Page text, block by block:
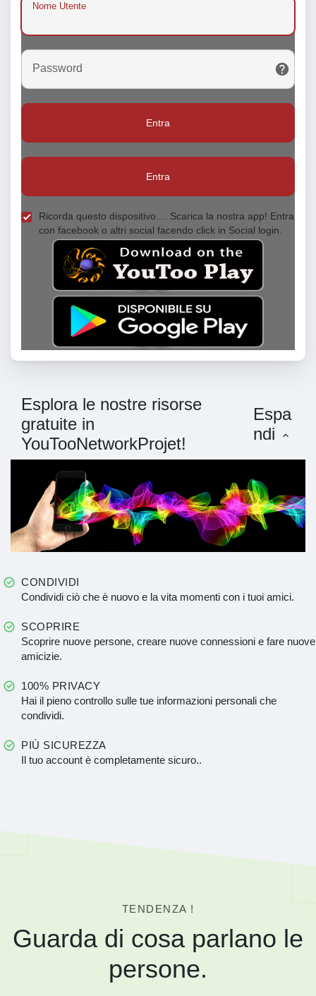
Nome Utente
Password
Entra
Entra
Ricorda questo dispositivo.... Scarica la nostra app! Entra
con facebook o altri social facendo click in Social login.
Esplora le nostre risorse
gratuite in
YouTooNetworkProjet!
Espa
ndi
CONDIVIDI
Condividi ciò che è nuovo e la vita momenti con i tuoi amici.
SCOPRIRE
Scoprire nuove persone, creare nuove connessioni e fare nuove
amicizie.
100% PRIVACY
Hai il pieno controllo sulle tue informazioni personali che
condividi.
PIÙ SICUREZZA
Il tuo account è completamente sicuro..
TENDENZA !
Guarda di cosa parlano le
persone.